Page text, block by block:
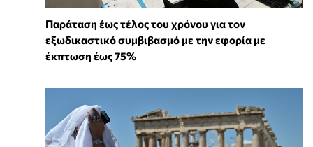
Παράταση έως τέλος του χρόνου για τον
εξωδικαστικό συμβιβασμό με την εφορία με
έκπτωση έως 75%